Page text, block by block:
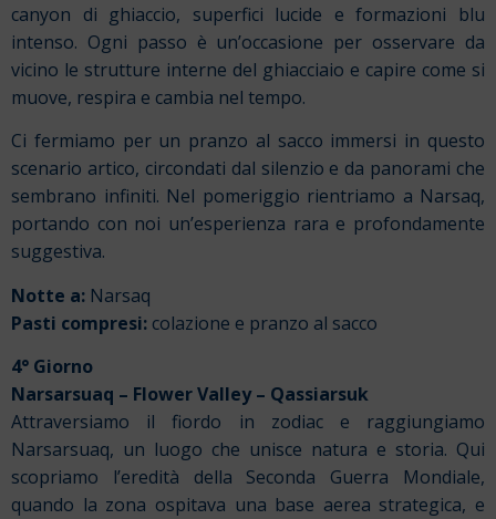
canyon di ghiaccio, superfici lucide e formazioni blu
intenso. Ogni passo è un’occasione per osservare da
vicino le strutture interne del ghiacciaio e capire come si
muove, respira e cambia nel tempo.
Ci fermiamo per un pranzo al sacco immersi in questo
scenario artico, circondati dal silenzio e da panorami che
sembrano infiniti. Nel pomeriggio rientriamo a Narsaq,
portando con noi un’esperienza rara e profondamente
suggestiva.
Notte a: Narsaq
Pasti compresi: colazione e pranzo al sacco
4° Giorno
Narsarsuaq – Flower Valley – Qassiarsuk
Attraversiamo il fiordo in zodiac e raggiungiamo
Narsarsuaq, un luogo che unisce natura e storia. Qui
scopriamo l’eredità della Seconda Guerra Mondiale,
quando la zona ospitava una base aerea strategica, e